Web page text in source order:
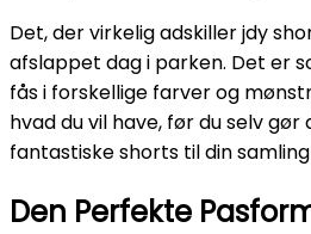
Det, der virkelig adskiller jdy
afslappet dag i parken. Det er
fås i forskellige farver og
hvad du vil have, før du selv
fantastiske shorts til din
Den Perfekte